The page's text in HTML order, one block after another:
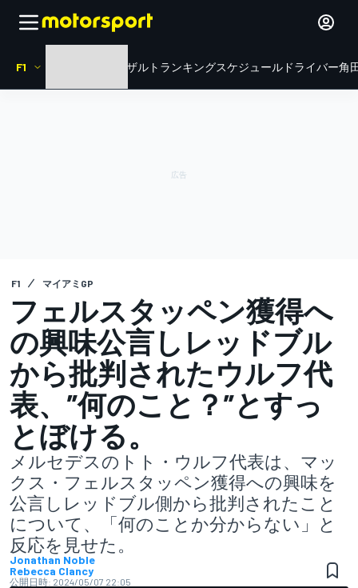
F1 リザルト ランキングスケジュール ドライバー角
F1 マイアミGP
フェルスタッペン獲得へ
の興味公言しレッドブル
から批判されたウルフ代
表、”何のこと？”とすっ
とぼける。
メルセデスのトト・ウルフ代表は、マッ
クス・フェルスタッペン獲得への興味を
公言しレッドブル側から批判されたこと
について、「何のことか分からない」と
反応を見せた。
Jonathan Noble
Rebecca Clancy
公開日時: 2024/05/07 22:05